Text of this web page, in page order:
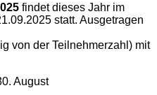
findet dieses Jahr im
statt. Ausgetragen
von der Teilnehmerzahl) mit
August